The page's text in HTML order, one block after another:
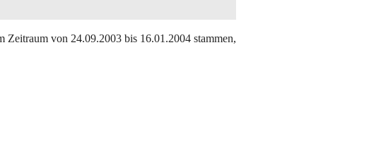
von 24.09.2003 bis 16.01.2004 stammen,